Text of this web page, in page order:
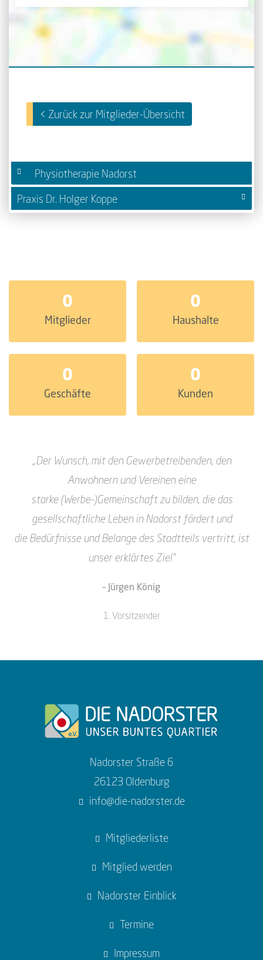
< Zurück zur Mitglieder-Übersicht
Physiotherapie Nadorst
Praxis Dr. Holger Koppe
0
Mitglieder
0
Geschäfte
0
Haushalte
0
Kunden
„Der Wunsch, mit den Gewerbetreibenden, den
Anwohnern und Vereinen eine
starke(Werbe-)Gemeinschaft zu bilden, die das
gesellschaftliche Leben in Nadorst fördert und
dieBedürfnisse und Belange des Stadtteils vertritt, ist
unser erklärtes Ziel“
– Jürgen König
1. Vorsitzender
Nadorster Straße 6
26123 Oldenburg
info@die-nadorster.de
Mitgliederliste
Mitglied werden
Nadorster Einblick
Termine
Impressum